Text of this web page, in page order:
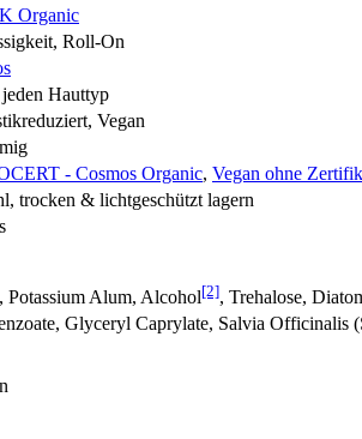
Organic
Roll-On
Hauttyp
Vegan
- Cosmos Organic, Vegan ohne
trocken & lichtgeschützt lagern
, Potassium Alum, Alcohol[2], Trehalose,
Glyceryl Caprylate, Salvia Officinalis